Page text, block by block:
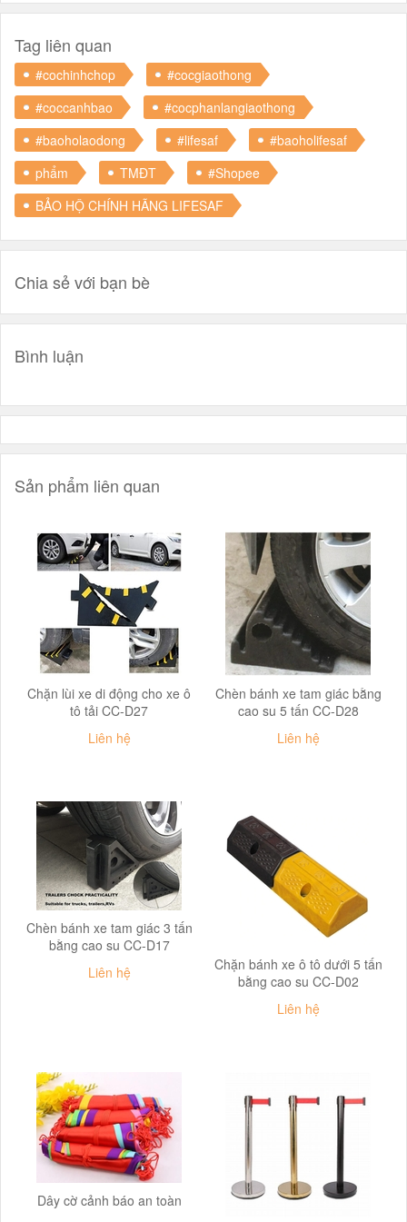
Tag liên quan
#cochinhchop
#cocgiaothong
#coccanhbao
#cocphanlangiaothong
#baoholaodong
#lifesaf
#baoholifesaf
phẩm
TMĐT
#Shopee
BẢO HỘ CHÍNH HÃNG LIFESAF
Chia sẻ với bạn bè
Bình luận
Sản phẩm liên quan
Chặn lùi xe di động cho xe ô
tô tải CC-D27
Liên hệ
Chèn bánh xe tam giác bằng
cao su 5 tấn CC-D28
Liên hệ
Chèn bánh xe tam giác 3 tấn
bằng cao su CC-D17
Liên hệ
Chặn bánh xe ô tô dưới 5 tấn
bằng cao su CC-D02
Liên hệ
Dây cờ cảnh báo an toàn